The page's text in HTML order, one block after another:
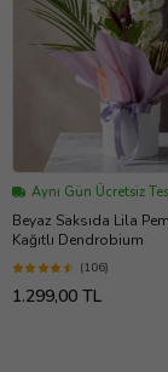
Aynı Gün Ücretsiz
Beyaz Saksıda Lila
Kağıtlı Dendrobium
(106)
1.299,00 TL